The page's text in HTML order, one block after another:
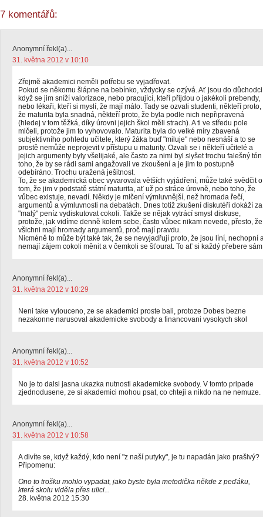
7 komentářů:
Anonymní řekl(a)...
31. května 2012 v 10:10
Zřejmě akademici neměli potřebu se vyjadřovat.
Pokud se někomu šlápne na bebínko, vždycky se ozývá. Ať jsou do
když se jim sníží valorizace, nebo pracující, kteří přijdou o jakékoli prebendy,
nebo lékaři, kteří si myslí, že mají málo. Tady se ozvali studenti, někteří proto,
že maturita byla snadná, někteří proto, že byla podle nich nepřipravená
(hledej v tom těžká, díky úrovni jejich škol měli strach). A ti ve středu pole
mlčeli, protože jim to vyhovovalo. Maturita byla do velké míry zbavená
subjektivního pohledu učitele, který žáka buď "miluje" nebo nesnáší a to se
prostě nemůže neprojevit v přístupu u maturity. Ozvali se i někteří učitelé a
jejich argumenty byly všelijaké, ale často za nimi byl slyšet trochu falešný tón
toho, že by se rádi sami angažovali ve zkoušení a je jim to postupně
odebíráno. Trochu uražená ješitnost.
To, že se akademická obec vyvarovala větších vyjádření, může také svědčit o
tom, že jim v podstatě státní maturita, ať už po stráce úrovně, nebo toho, že
vůbec existuje, nevadí. Někdy je mlčení výmluvnější, než hromada řečí,
argumentů a výmluvnosti na debatách. Dnes totiž zkušení diskutéři dokáží za
"malý" peníz vydiskutovat cokoli. Takže se nějak vytrácí smysl diskuse,
protože, jak vidíme denně kolem sebe, často vůbec nikam nevede, přesto, že
všichni mají hromady argumentů, proč mají pravdu.
Nicméně to může být také tak, že se nevyjadřují proto, že jsou líní, nechopní
nemají zájem cokoli měnit a v čemkoli se šťourat. To ať si každý přebere
Anonymní řekl(a)...
31. května 2012 v 10:29
Neni take vylouceno, ze se akademici proste bali, protoze Dobes bezne
nezakonne narusoval akademicke svobody a financovani vysokych skol
Anonymní řekl(a)...
31. května 2012 v 10:52
No je to dalsi jasna ukazka nutnosti akademicke svobody. V tomto pripade
zjednodusene, ze si akademici mohou psat, co chteji a nikdo na ne nemuze.
Anonymní řekl(a)...
31. května 2012 v 10:58
A divíte se, když každý, kdo není "z naší putyky", je tu napadán jako prašivý?
Připomenu:
Ono to trošku mohlo vypadat, jako byste byla metodička někde z peďáku,
která skolu viděla přes ulici...
28. května 2012 15:30